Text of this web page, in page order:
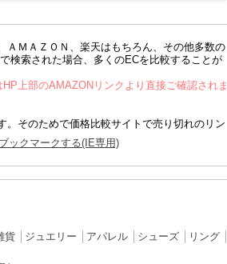
ＡＭＡＺＯＮ、楽天はもちろん、その他多数の
検索された場合、多くのECを比較することが
上部のAMAZONリンクより直接ご確認されま
そのためで価格比較サイトで売り切れのリン
ブックマークする(IE専用)
貨 ジュエリー アパレル シューズ リング